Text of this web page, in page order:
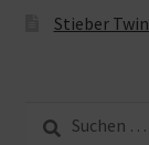
Stieber